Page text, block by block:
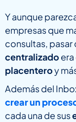
Y aunque
empresas que
consultas,
centralizado
placenteroy
Además del
crear un
cada una de sus